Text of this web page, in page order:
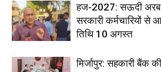
हज-2027: सऊदी अरब
सरकारी कर्मचारियों
तिथि 10 अगस्त
मिर्जापुर: सहकारी बैंक